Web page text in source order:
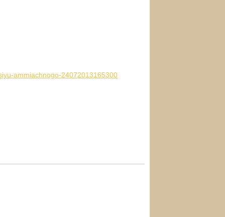
ammiachnogo-24072013165300